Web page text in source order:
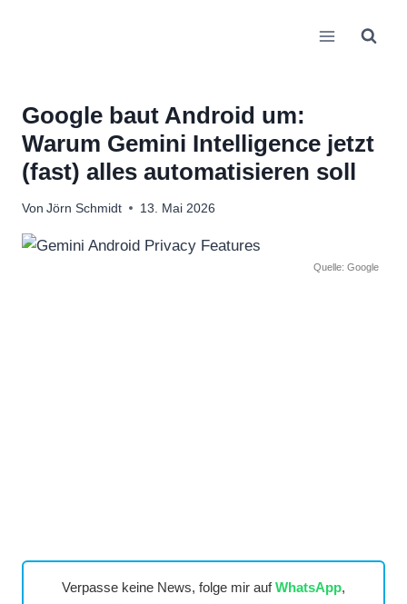
Google baut Android um:
Warum Gemini Intelligence jetzt
(fast) alles automatisieren soll
Von Jörn Schmidt 13. Mai 2026
Quelle: Google
Verpasse keine News, folge mir aufWhatsApp,